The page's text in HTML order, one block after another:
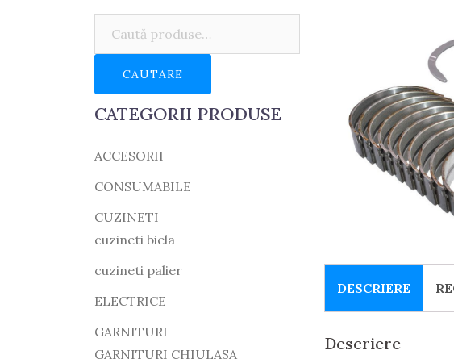
DESCRIERE
Descriere
CAUTARE
CATEGORII PRODUSE
ACCESORII
CONSUMABILE
CUZINETI
cuzineti biela
cuzineti palier
ELECTRICE
GARNITURI
GARNITURI CHIULASA